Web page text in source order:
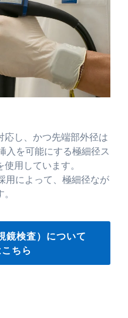
応し、かつ先端部外径は
入を可能にする極細径ス
用しています。
用によって、極細径なが
鏡検査）について
ちら